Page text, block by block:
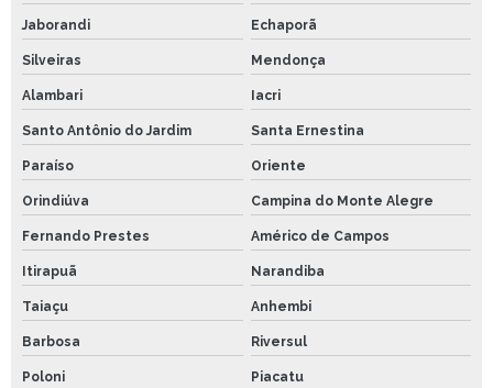
Jaborandi Echaporã
Silveiras Mendonça
Alambari Iacri
Santo Antônio do Jardim Santa Ernestina
Paraíso Oriente
Orindiúva Campina do Monte Alegre
Fernando Prestes Américo de Campos
Itirapuã Narandiba
Taiaçu Anhembi
Barbosa Riversul
Poloni Piacatu